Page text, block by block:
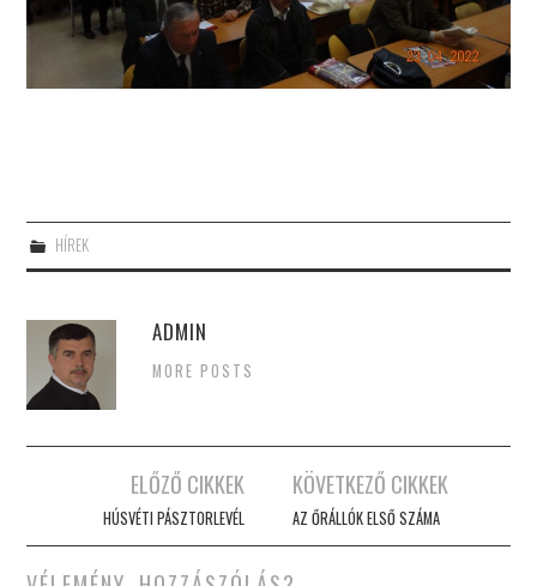
HÍREK
ADMIN
MORE POSTS
navigation
ELŐZŐ CIKKEK
HÚSVÉTI PÁSZTORLEVÉL
KÖVETKEZŐ CIKKEK
AZ ŐRÁLLÓK ELSŐ SZÁMA